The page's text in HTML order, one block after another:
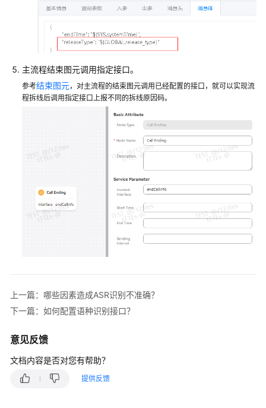
多
体
机
器
配
置
南
置
智
人
主流程结束图元调用指定接口。
参考结束图元，对主流程的结束图元调用已经配置的接口，就可以实现流
程拆线后调用指定接口上报不同的拆线原因码。
上一篇：哪些因素造成ASR识别不准确？
下一篇：如何配置语种识别接口？
意见反馈
文档内容是否对您有帮助？
提供反馈